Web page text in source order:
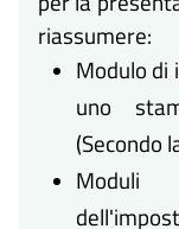
riassumere:
Modulo di
uno
(Secondo
Moduli